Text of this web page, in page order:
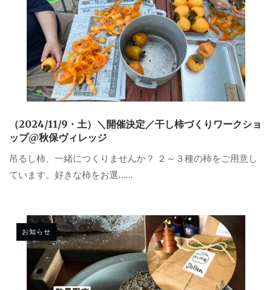
（2024/11/9・土）＼開催決定／干し柿づくりワークショ
ップ@秋保ヴィレッジ
吊るし柿、一緒につくりませんか？ ２～３種の柿をご用意し
ています。好きな柿をお選…...
お知らせ